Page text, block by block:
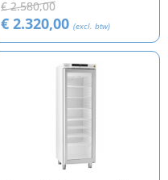
€ 2.580,00
€ 2.320,00 (excl. btw)